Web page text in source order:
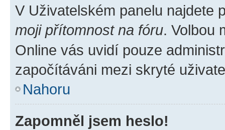
V Uživatelském panelu najdete
moji přítomnost na fóru. Volbou
Online vás uvidí pouze
započítáváni mezi skryté
Nahoru
Zapomněl jsem heslo!